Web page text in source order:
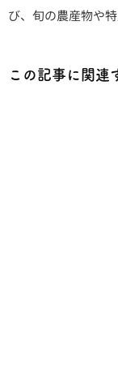
び、旬の農産物や
この記事に関連